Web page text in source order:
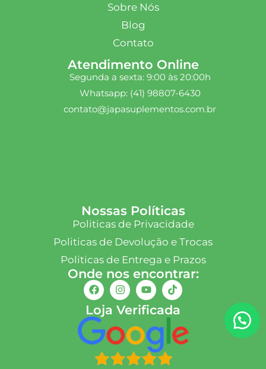
Sobre Nós
Blog
Contato
Atendimento Online
Segunda a sexta: 9:00 às 20:00h
Whatsapp: (41) 98807-6430
contato@japasuplementos.com.br
Nossas Políticas
Politicas de Privacidade
Politicas de Devolução e Trocas
Politicas de Entrega e Prazos
Onde nos encontrar:
Loja Verificada